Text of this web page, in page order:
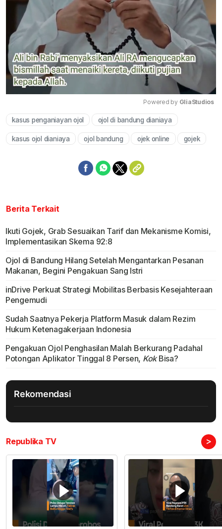
Powered by GliaStudios
kasus penganiayan ojol ojol di bandung dianiaya
kasus ojol dianiaya ojol bandung ojek online gojek
Berita Terkait
Ikuti Gojek, Grab Sesuaikan Tarif dan Mekanisme Komisi,
Implementasikan Skema 92:8
Ojol di Bandung Hilang Setelah Mengantarkan Pesanan
Makanan, Begini Pengakuan Sang Istri
inDrive Perkuat Strategi Mobilitas Berbasis Kesejahteraan
Pengemudi
Sudah Saatnya Pekerja Platform Masuk dalam Rezim
Hukum Ketenagakerjaan Indonesia
Pengakuan Ojol Penghasilan Malah Berkurang Padahal
Potongan Aplikator Tinggal 8 Persen, KokBisa?
Rekomendasi
Republika TV >